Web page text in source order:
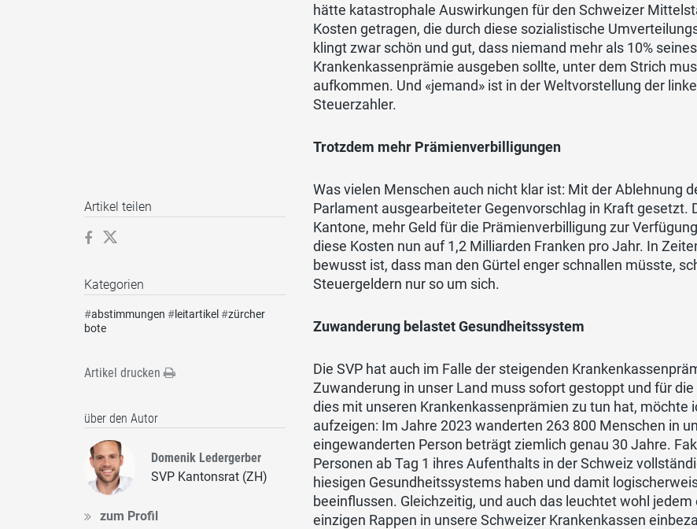
hätte katastrophale Auswirkungen für den Schweizer
Kosten getragen, die durch diese sozialistische
klingt zwar schön und gut, dass niemand mehr als 10%
Krankenkassenprämie ausgeben sollte, unter dem Strich
aufkommen. Und «jemand» ist in der Weltvorstellung der
Steuerzahler.
Trotzdem mehr Prämienverbilligungen
Was vielen Menschen auch nicht klar ist: Mit der Ablehnung
Parlament ausgearbeiteter Gegenvorschlag in Kraft gesetzt.
Kantone, mehr Geld für die Prämienverbilligung zur
diese Kosten nun auf 1,2 Milliarden Franken pro Jahr. In
bewusst ist, dass man den Gürtel enger schnallen müsste,
Steuergeldern nur so um sich.
Zuwanderung belastet Gesundheitssystem
Die SVP hat auch im Falle der steigenden
Zuwanderung in unser Land muss sofort gestoppt und für
dies mit unseren Krankenkassenprämien zu tun hat, möchte
aufzeigen: Im Jahre 2023 wanderten 263 800 Menschen in
eingewanderten Person beträgt ziemlich genau 30 Jahre.
Personen ab Tag 1 ihres Aufenthalts in der Schweiz
hiesigen Gesundheitssystems haben und damit
beeinflussen. Gleichzeitig, und auch das leuchtet wohl
einzigen Rappen in unsere Schweizer Krankenkassen
Artikel teilen
Kategorien
#abstimmungen #leitartikel #zürcher
bote
Artikel drucken
über den Autor
Domenik Ledergerber
SVP Kantonsrat (ZH)
zum Profil